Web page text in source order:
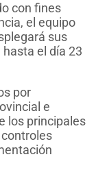
con fines
el equipo
sus
el día 23
por
e
los principales